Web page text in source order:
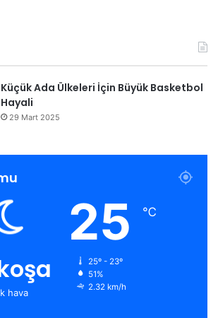
Küçük Ada Ülkeleri İçin Büyük Basketbol
Hayali
29 Mart 2025
hava
25 ℃
25º - 23º
51%
2.32 km/h